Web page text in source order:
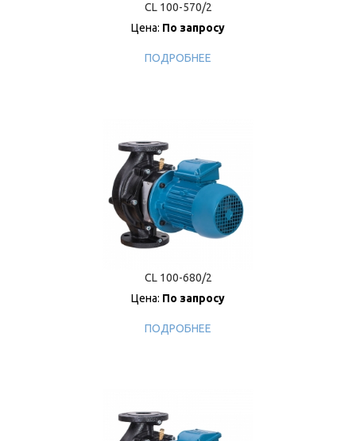
CL 100-570/2
Цена: По запросу
ПОДРОБНЕЕ
CL 100-680/2
Цена: По запросу
ПОДРОБНЕЕ